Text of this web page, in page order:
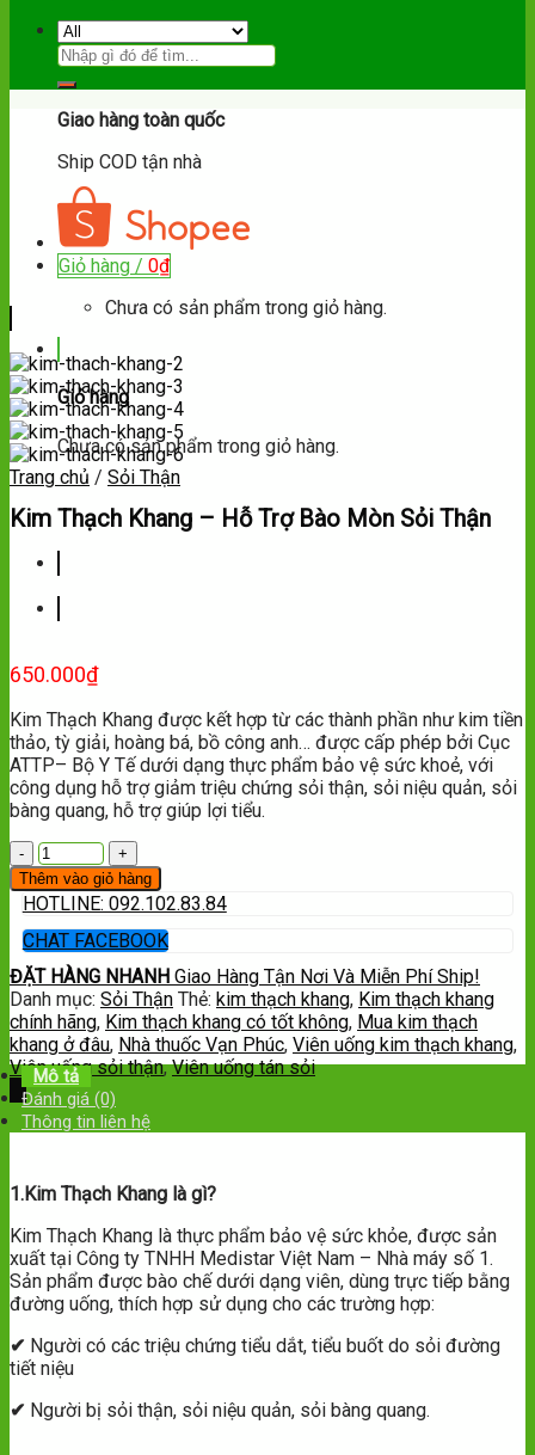
Hotline:092.102.83.84
Giao hàng toàn quốc
Ship COD tận nhà
Giỏ hàng / 0₫
Chưa có sản phẩm trong giỏ hàng.
Giỏ hàng
Chưa có sản phẩm trong giỏ hàng.
Trang chủ / Sỏi Thận
Kim Thạch Khang – Hỗ Trợ Bào Mòn Sỏi Thận
650.000₫
Kim Thạch Khang được kết hợp từ các thành phần như kim tiền
thảo, tỳ giải, hoàng bá, bồ công anh… được cấp phép bởi Cục
ATTP– Bộ Y Tế dưới dạng thực phẩm bảo vệ sức khoẻ, với
công dụng hỗ trợ giảm triệu chứng sỏi thận, sỏi niệu quản, sỏi
bàng quang, hỗ trợ giúp lợi tiểu.
Thêm vào giỏ hàng
HOTLINE: 092.102.83.84
CHAT FACEBOOK
ĐẶT HÀNG NHANH Giao Hàng Tận Nơi Và Miễn Phí Ship!
Danh mục: Sỏi Thận Thẻ: kim thạch khang, Kim thạch khang
chính hãng, Kim thạch khang có tốt không, Mua kim thạch
khang ở đâu, Nhà thuốc Vạn Phúc, Viên uống kim thạch khang,
Viên uống sỏi thận,Viên uống tán sỏi
Mô tả
Đánh giá (0)
Thông tin liên hệ
1.Kim Thạch Khang là gì?
Kim Thạch Khang là thực phẩm bảo vệ sức khỏe, được sản
xuất tại Công ty TNHH Medistar Việt Nam – Nhà máy số 1.
Sản phẩm được bào chế dưới dạng viên, dùng trực tiếp bằng
đường uống, thích hợp sử dụng cho các trường hợp:
✔ Người có các triệu chứng tiểu dắt, tiểu buốt do sỏi đường
tiết niệu
✔ Người bị sỏi thận, sỏi niệu quản, sỏi bàng quang.